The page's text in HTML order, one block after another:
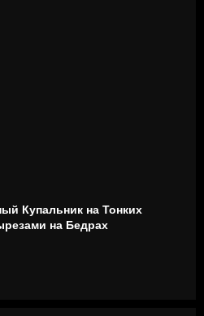
Купальник на Тонких
на Бедрах